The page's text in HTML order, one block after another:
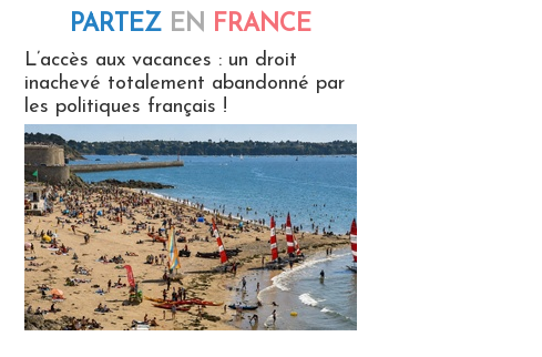
PARTEZ EN FRANCE
L’accès aux vacances : un droit
inachevé totalement abandonné par
les politiques français !